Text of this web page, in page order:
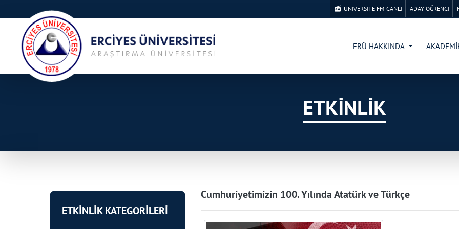
ÜNİVERSİTE FM-CANLI ADAY ÖĞRENCİ
ERÜ HAKKINDA
ETKİNLİK
ETKİNLİK KATEGORİLERİ
Cumhuriyetimizin 100. Yılında Atatürk ve Türkçe